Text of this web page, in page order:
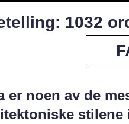
1032
er noen av de
stilene